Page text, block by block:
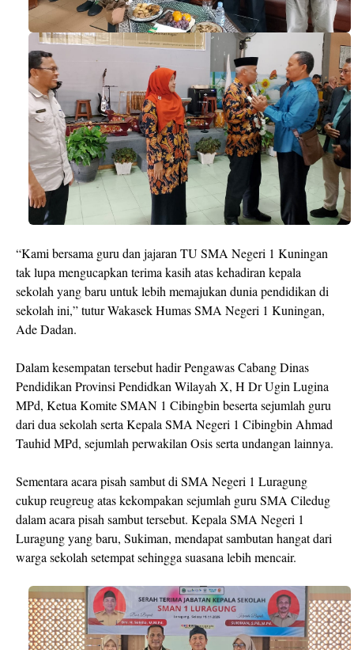
“Kami bersama guru dan jajaran TU SMA Negeri 1 Kuningan
tak lupa mengucapkan terima kasih atas kehadiran kepala
sekolah yang baru untuk lebih memajukan dunia pendidikan di
sekolah ini,” tutur Wakasek Humas SMA Negeri 1 Kuningan,
Ade Dadan.
Dalam kesempatan tersebut hadir Pengawas Cabang Dinas
Pendidikan Provinsi Pendidkan Wilayah X, H Dr Ugin Lugina
MPd, Ketua Komite SMAN 1 Cibingbin beserta sejumlah guru
dari dua sekolah serta Kepala SMA Negeri 1 Cibingbin Ahmad
Tauhid MPd, sejumlah perwakilan Osis serta undangan lainnya.
Sementara acara pisah sambut di SMA Negeri 1 Luragung
cukup reugreug atas kekompakan sejumlah guru SMA Ciledug
dalam acara pisah sambut tersebut. Kepala SMA Negeri 1
Luragung yang baru, Sukiman, mendapat sambutan hangat dari
warga sekolah setempat sehingga suasana lebih mencair.